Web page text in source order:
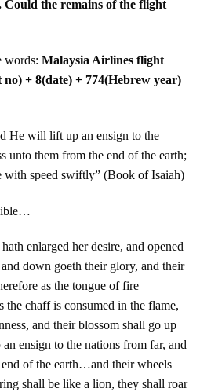
the remains of the flight
words: Malaysia Airlines flight
+ 8(date) + 774(Hebrew year)
He will lift up an ensign to the
unto them from the end of the earth;
with speed swiftly” (Book of Isaiah)
enlarged her desire, and opened
down goeth their glory, and their
as the tongue of fire
the chaff is consumed in the flame,
and their blossom shall go up
ensign to the nations from far, and
of the earth…and their wheels
shall be like a lion, they shall roar